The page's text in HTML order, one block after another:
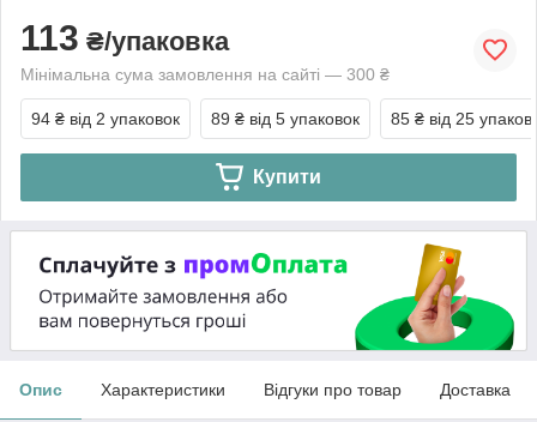
113 ₴/упаковка
Мінімальна сума замовлення на сайті — 300 ₴
94 ₴ від 2 упаковок 89 ₴ від 5 упаковок 85 ₴ від 25
Купити
Опис Характеристики Відгуки про товар Доставка